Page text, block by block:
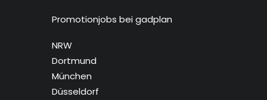
Promotionjobs bei gadplan
NRW
Dortmund
München
Düsseldorf